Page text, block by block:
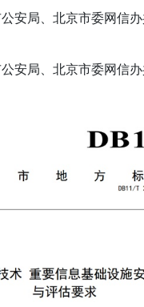
安局、北京市委网信
安局、北京市委网信